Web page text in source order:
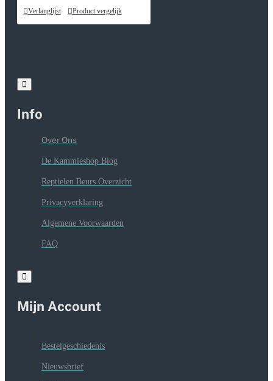
Verlanglijst Product vergelijk
Info
Over Ons
De Kammieshop Blog
Reptielen Beurs Overzicht
Privacyverklaring
Algemene Voorwaarden
FAQ
Mijn Account
Bestelgeschiedenis
Nieuwsbrief